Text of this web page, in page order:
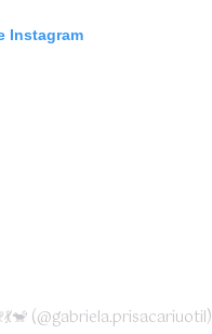
Instagram
(@gabriela.prisacariuotil)